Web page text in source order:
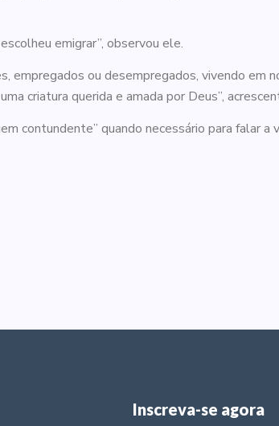
emigrar”, observou ele.
empregados ou desempregados, vivendo em
criatura querida e amada por Deus”,
contundente” quando necessário para falar
Inscreva-se agora